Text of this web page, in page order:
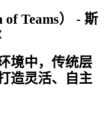
of Teams） - 斯
境中，传统层
造灵活、自主